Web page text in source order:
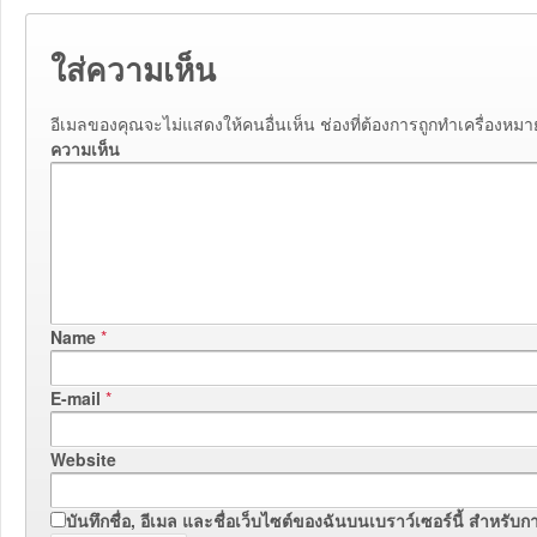
ใส่ความเห็น
อีเมลของคุณจะไม่แสดงให้คนอื่นเห็น ช่องที่ต้องการถูกทำเครื่องหมา
ความเห็น
Name *
E-mail *
Website
บันทึกชื่อ, อีเมล และชื่อเว็บไซต์ของฉันบนเบราว์เซอร์นี้ สำหรับก